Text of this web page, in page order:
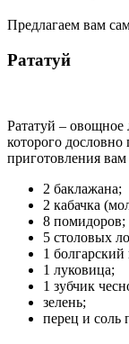
Предлагаем вам
Рататуй
Рататуй – овощное
которого
приготовления
2 баклажана;
2 кабачка
8 помидоров;
5 столовых
1 болгарский
1 луковица;
1 зубчик
зелень;
перец и соль